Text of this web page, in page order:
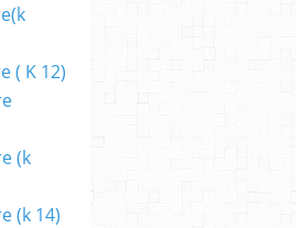
( K 12)
(k
(k 14)